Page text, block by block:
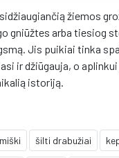
žiemos
gniūžtes arba tiesiog
Jis puikiai tinka
ir džiūgauja, o
istoriją.
šilti drabužiai